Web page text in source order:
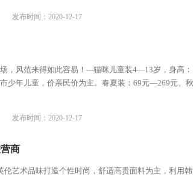
发布时间：2020-12-17
，风范来得如此容易！---猫咪儿童装4—13岁，身高：
少年儿童，价亲民价为主。春夏装：69元—269元、秋
发布时间：2020-12-17
商
艺术品味打造个性时尚，舒适高贵面料为主，利用韩